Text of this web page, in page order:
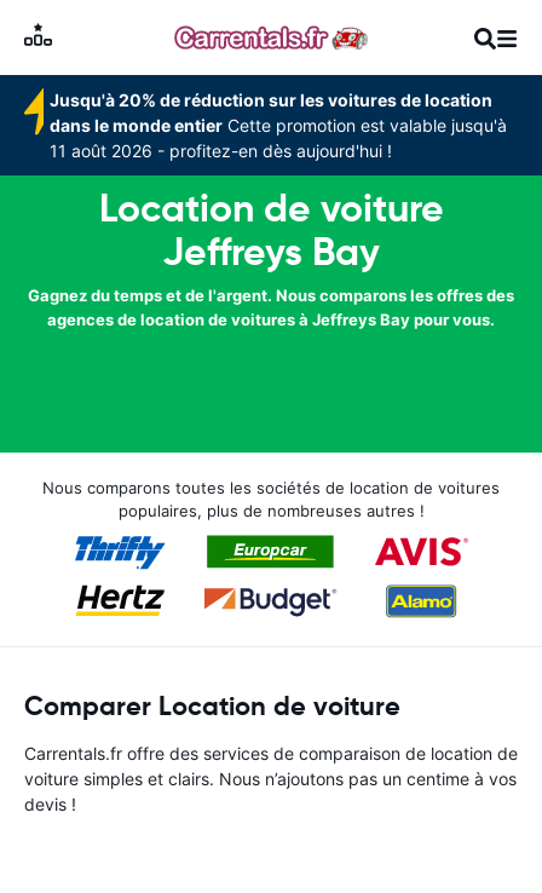
Jusqu'à 20% de réduction sur les voitures de location
dans le monde entier Cette promotion est valable jusqu'à
11 août 2026 - profitez-en dès aujourd'hui !
Location de voiture
Jeffreys Bay
Gagnez du temps et de l'argent. Nous comparons les offres des
agences de location de voitures à Jeffreys Bay pour vous.
Nous comparons toutes les sociétés de location de voitures
populaires, plus de nombreuses autres !
Comparer Location de voiture
Carrentals.fr offre des services de comparaison de location de
voiture simples et clairs. Nous n’ajoutons pas un centime à vos
devis !